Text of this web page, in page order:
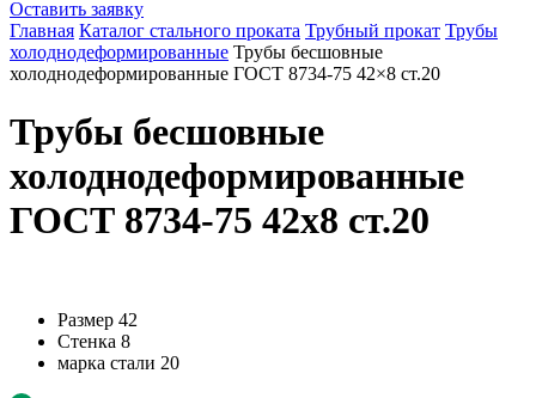
Оставить заявку
Главная Каталог стального проката Трубный прокат Трубы
холоднодеформированные Трубы бесшовные
холоднодеформированные ГОСТ 8734-75 42×8 ст.20
Трубы бесшовные
холоднодеформированные
ГОСТ 8734-75 42x8 ст.20
Размер 42
Стенка 8
марка стали 20